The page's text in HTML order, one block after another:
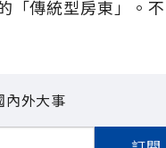
傳統型房東」。不
內外大事